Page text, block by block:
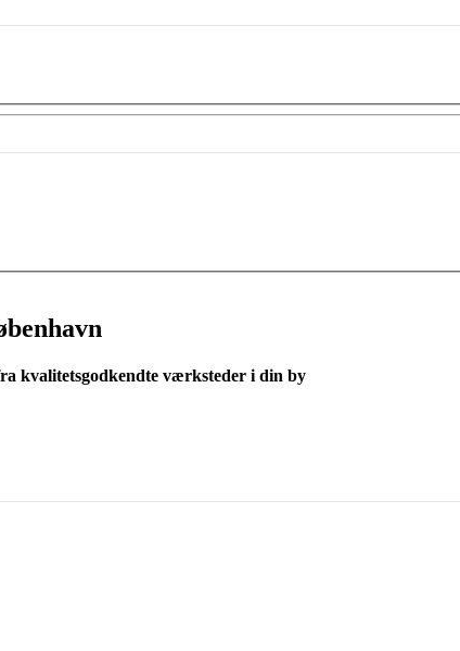
kvalitetsgodkendte værksteder i din by